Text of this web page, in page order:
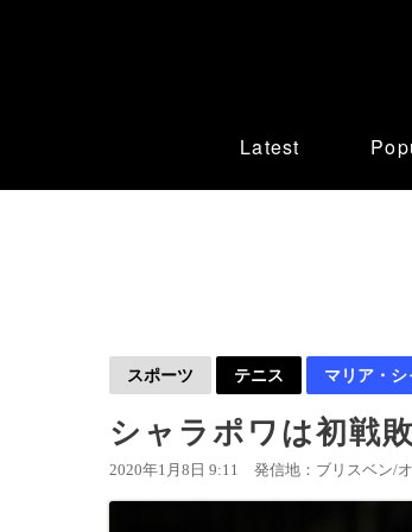
Latest
スポーツ テニス マリア・シ
シャラポワは初戦
2020年1月8日 9:11 発信地：ブリスベン/